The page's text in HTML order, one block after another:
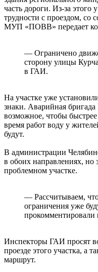
часть дороги. Из-за этого
трудности с проездом,
МУП «ПОВВ» передает
— Ограничено
сторону улицы
в ГАИ.
На участке уже
знаки. Аварийная
возможное, чтобы
время работ воду у
будут.
В администрации
в обоих направлениях, но
проблемном участке.
— Рассчитываем,
ограничения уже
прокомментировали
Инспекторы ГАИ просят
проезде этого участка, а
маршрут.